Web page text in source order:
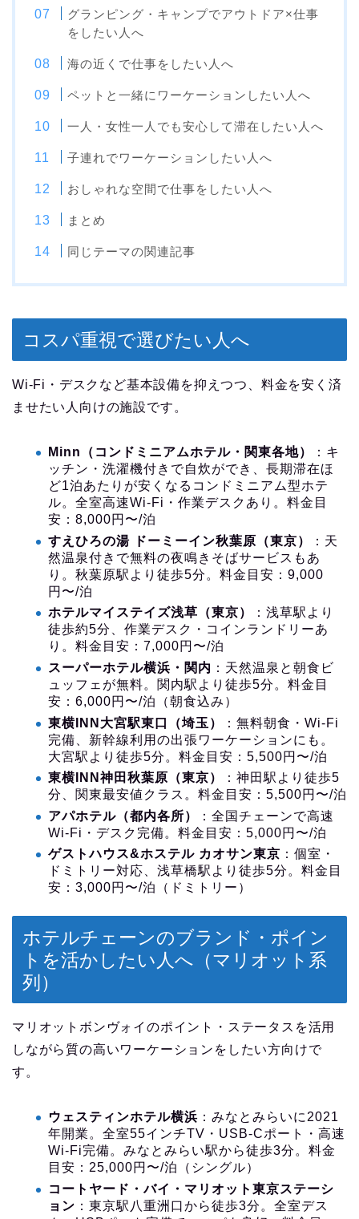
グランピング・キャンプでアウトドア×仕事
をしたい人へ
海の近くで仕事をしたい人へ
ペットと一緒にワーケーションしたい人へ
一人・女性一人でも安心して滞在したい人へ
子連れでワーケーションしたい人へ
おしゃれな空間で仕事をしたい人へ
まとめ
同じテーマの関連記事
コスパ重視で選びたい人へ
Wi-Fi・デスクなど基本設備を抑えつつ、料金を安く済
ませたい人向けの施設です。
Minn（コンドミニアムホテル・関東各地）
：キ
ッチン・洗濯機付きで自炊ができ、長期滞在ほ
ど1泊あたりが安くなるコンドミニアム型ホテ
ル。全室高速Wi-Fi・作業デスクあり。料金目
安：8,000円〜/泊
すえひろの湯 ドーミーイン秋葉原（東京）
：天
然温泉付きで無料の夜鳴きそばサービスもあ
り。秋葉原駅より徒歩5分。料金目安：9,000
円〜/泊
ホテルマイステイズ浅草（東京）
：浅草駅より
徒歩約5分、作業デスク・コインランドリーあ
り。料金目安：7,000円〜/泊
スーパーホテル横浜・関内 ：天然温泉と朝食ビ
ュッフェが無料。関内駅より徒歩5分。料金目
安：6,000円〜/泊（朝食込み）
東横INN大宮駅東口（埼玉）
：無料朝食・Wi-Fi
完備、新幹線利用の出張ワーケーションにも。
大宮駅より徒歩5分。料金目安：5,500円〜/泊
東横INN神田秋葉原（東京）
：神田駅より徒歩5
分、関東最安値クラス。料金目安：5,500円〜/泊
アパホテル（都内各所）
：全国チェーンで高速
Wi-Fi・デスク完備。料金目安：5,000円〜/泊
ゲストハウス&ホステル カオサン東京 ：個室・
ドミトリー対応、浅草橋駅より徒歩5分。料金目
安：3,000円〜/泊（ドミトリー）
ホテルチェーンのブランド・ポイン
トを活かしたい人へ（マリオット系
列）
マリオットボンヴォイのポイント・ステータスを活用
しながら質の高いワーケーションをしたい方向けで
す。
ウェスティンホテル横浜 ：みなとみらいに2021
年開業。全室55インチTV・USB-Cポート・高速
Wi-Fi完備。みなとみらい駅から徒歩3分。料金
目安：25,000円〜/泊（シングル）
コートヤード・バイ・マリオット東京ステーシ
ョン ：東京駅八重洲口から徒歩3分。全室デス